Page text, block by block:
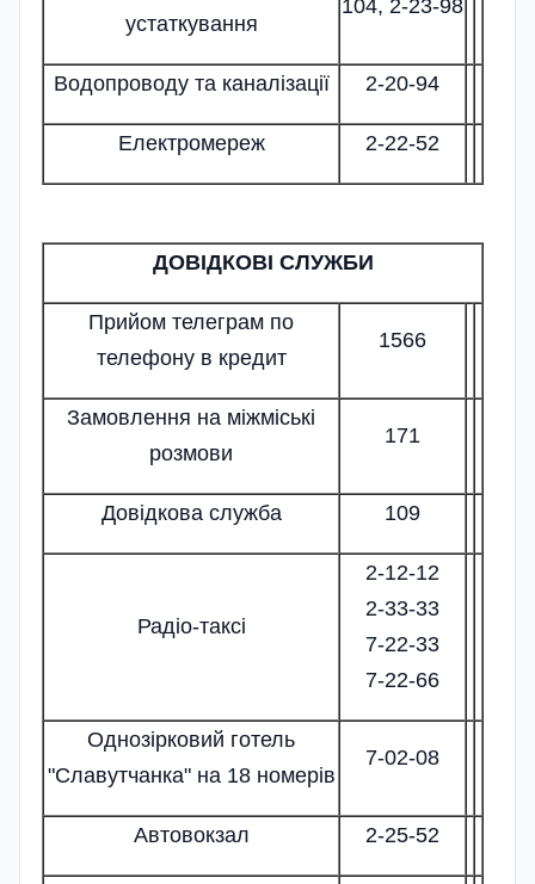
устаткування
104, 2-23-98
Водопроводу та каналізації 2-20-94
Електромереж 2-22-52
ДОВІДКОВІ СЛУЖБИ
Прийом телеграм по
телефону в кредит
1566
Замовлення на міжміські
розмови
171
Довідкова служба 109
Радіо-таксі
2-12-12
2-33-33
7-22-33
7-22-66
Однозірковий готель
"Славутчанка" на 18 номерів
7-02-08
Автовокзал 2-25-52